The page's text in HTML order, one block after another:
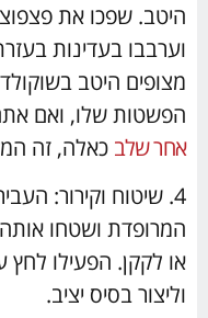
היטב. שפכו את
וערבבו בעדינות
מצופים היטב
הפשטות שלו, ואם
אחר שלב כאלה, זה
4. שיטוח וקירור:
המרופדת ושטחו
או לקקן. הפעילו
וליצור בסיס יציב.